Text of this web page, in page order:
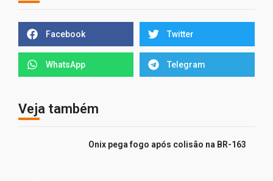
Facebook Twitter
WhatsApp Telegram
Veja também
Onix pega fogo após colisão na BR-163